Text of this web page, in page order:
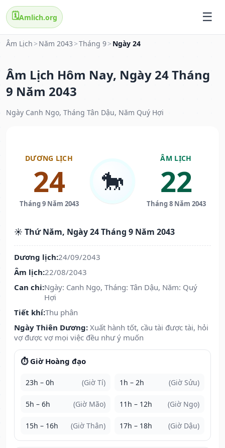
🗓️Amlich.org
Âm Lịch > Năm 2043 >Tháng 9> Ngày 24
Âm Lịch Hôm Nay, Ngày 24 Tháng
9 Năm 2043
Ngày Canh Ngọ, Tháng Tân Dậu, Năm Quý Hợi
DƯƠNG LỊCH
24
Tháng 9 Năm 2043
🐎
ÂM LỊCH
22
Tháng 8 Năm 2043
☀️ Thứ Năm, Ngày 24 Tháng 9 Năm 2043
Dương lịch:24/09/2043
Âm lịch:22/08/2043
Can chi:Ngày: Canh Ngọ, Tháng: Tân Dậu, Năm: Quý
Hợi
Tiết khí:Thu phân
Ngày Thiên Dương: Xuất hành tốt, cầu tài được tài, hỏi
vợ được vợ mọi việc đều như ý muốn
⏱️ Giờ Hoàng đạo
23h – 0h (Giờ Tí) 1h – 2h (Giờ Sửu)
5h – 6h (Giờ Mão) 11h – 12h (Giờ Ngọ)
15h – 16h (Giờ Thân) 17h – 18h (Giờ Dậu)